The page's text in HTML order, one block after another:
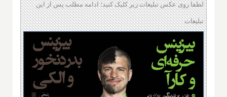
لطفا روی عکس تبلیغات زیر کلیک کنید؛ ادامه مطلب پس از این
تبلیغات